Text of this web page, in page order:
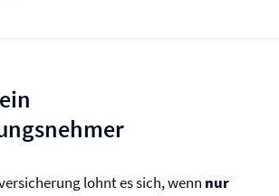
lohnt es sich, wenn nur